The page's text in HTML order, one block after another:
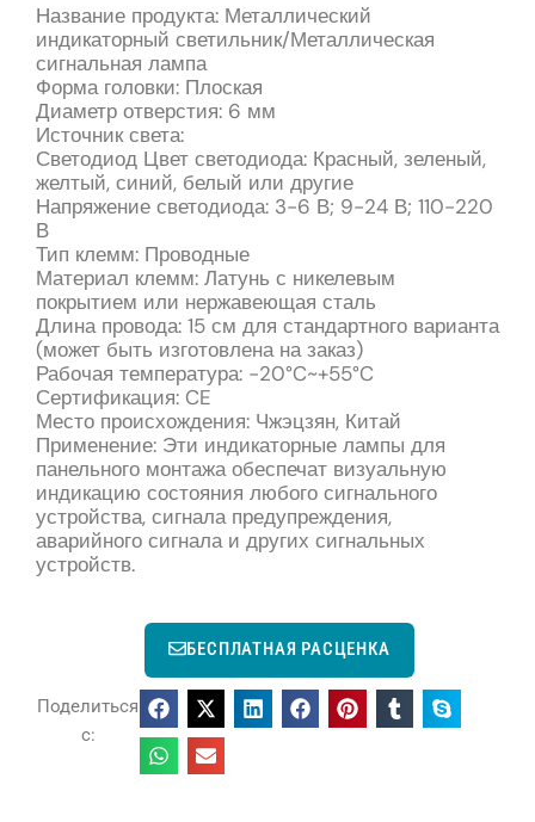
Название продукта: Металлический
индикаторный светильник/Металлическая
сигнальная лампа
Форма головки: Плоская
Диаметр отверстия: 6 мм
Источник света:
Светодиод Цвет светодиода: Красный, зеленый,
желтый, синий, белый или другие
Напряжение светодиода: 3-6 В; 9-24 В; 110-220
В
Тип клемм: Проводные
Материал клемм: Латунь с никелевым
покрытием или нержавеющая сталь
Длина провода: 15 см для стандартного варианта
(может быть изготовлена ​​на заказ)
Рабочая температура: -20°C~+55°C
Сертификация: CE
Место происхождения: Чжэцзян, Китай
Применение: Эти индикаторные лампы для
панельного монтажа обеспечат визуальную
индикацию состояния любого сигнального
устройства, сигнала предупреждения,
аварийного сигнала и других сигнальных
устройств.
БЕСПЛАТНАЯ РАСЦЕНКА
Поделиться
с: